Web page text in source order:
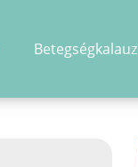
Betegségkalauz